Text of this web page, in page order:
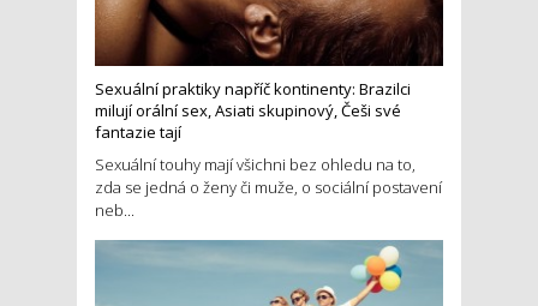
Sexuální praktiky napříč kontinenty: Brazilci
milují orální sex, Asiati skupinový, Češi své
fantazie tají
Sexuální touhy mají všichni bez ohledu na to,
zda se jedná o ženy či muže, o sociální postavení
neb...